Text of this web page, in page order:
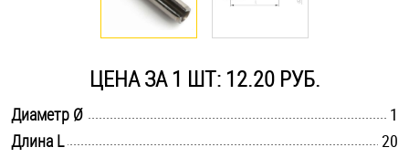
Саморезы и шурупы
Стопорные кольца
Такелаж
ЦЕНА ЗА 1 ШТ: 12.20 РУБ.
Диаметр Ø
1
Длина L
20